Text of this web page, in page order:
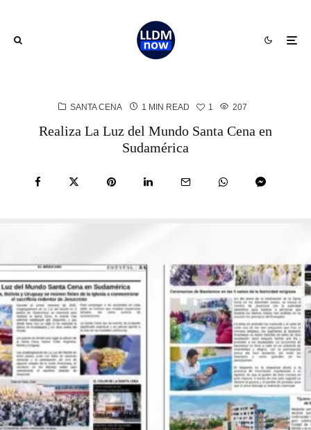
SANTA CENA 1 MIN READ 1 207
Realiza La Luz del Mundo Santa Cena en
Sudamérica